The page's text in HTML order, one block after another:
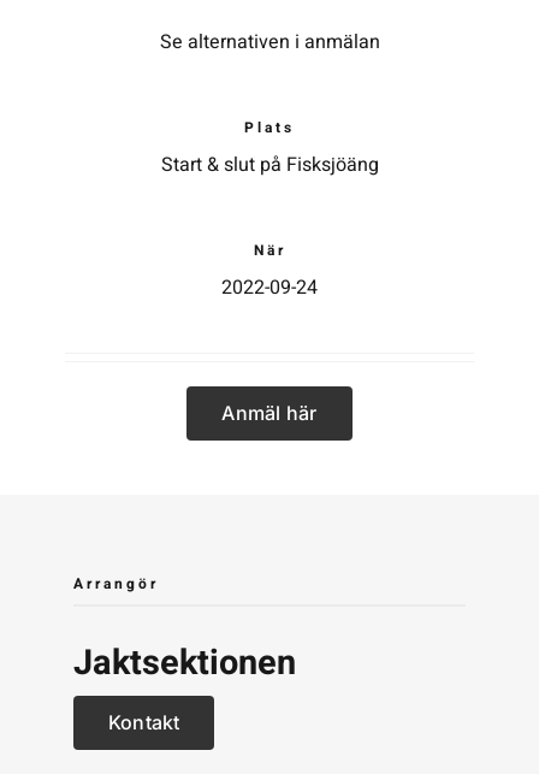
Nyheter,
reportage och
kuriosa
Arkiv
Se alternativen i anmälan
Plats
Start & slut på Fisksjöäng
När
2022-09-24
Anmäl här
Arrangör
Jaktsektionen
Kontakt